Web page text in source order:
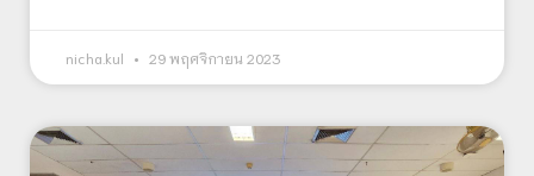
nicha.kul 29 พฤศจิกายน 2023